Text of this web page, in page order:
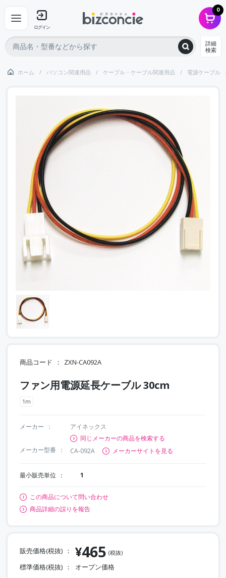
ログイン
0
詳細
検索
ホーム パソコン関連用品 ケーブル・ケーブル関連用品 電源ケーブル
商品コード ZXN-CA092A
ファン用電源延長ケーブル 30cm
1m
メーカー
アイネックス
同じメーカーの商品を検索する
メーカー型番
CA-092A メーカーサイトを見る
最小販売単位 1
この商品について問い合わせ
商品詳細の誤りを報告
販売価格(税抜) ¥465 (税抜)
標準価格(税抜) オープン価格